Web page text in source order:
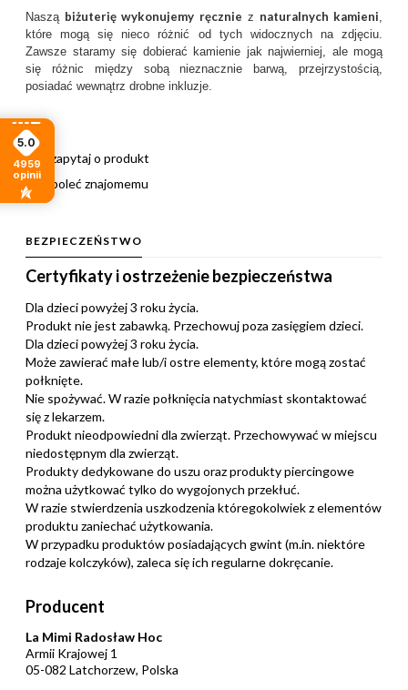
Naszą biżuterię wykonujemy ręcznie z naturalnych kamieni
które mogą się nieco różnić od tych widocznych na zdjęciu.
Zawsze staramy się dobierać kamienie jak najwierniej, ale mogą
się różnic między sobą nieznacznie barwą, przejrzystością,
posiadać wewnątrz drobne inkluzje.
zapytaj o produkt
poleć znajomemu
BEZPIECZEŃSTWO
Certyfikaty i ostrzeżenie bezpieczeństwa
Dla dzieci powyżej 3 roku życia.
Produkt nie jest zabawką. Przechowuj poza zasięgiem dzieci.
Dla dzieci powyżej 3 roku życia.
Może zawierać małe lub/i ostre elementy, które mogą zostać
połknięte.
Nie spożywać. W razie połknięcia natychmiast skontaktować
się z lekarzem.
Produkt nieodpowiedni dla zwierząt. Przechowywać w miejscu
niedostępnym dla zwierząt.
Produkty dedykowane do uszu oraz produkty piercingowe
można użytkować tylko do wygojonych przekłuć.
W razie stwierdzenia uszkodzenia któregokolwiek z elementów
produktu zaniechać użytkowania.
W przypadku produktów posiadających gwint (m.in. niektóre
rodzaje kolczyków), zaleca się ich regularne dokręcanie.
Producent
La Mimi Radosław Hoc
Armii Krajowej 1
05-082 Latchorzew, Polska
5.0
4959
opinii